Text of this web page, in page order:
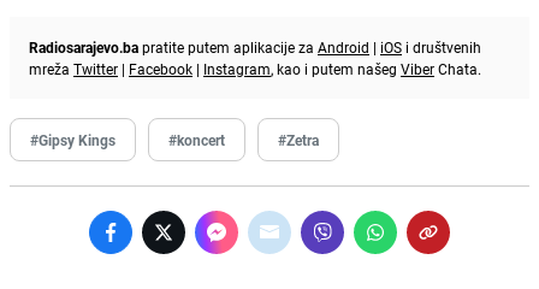
Radiosarajevo.bapratite putem aplikacije za Android | iOS i društvenih
mreža Twitter | Facebook | Instagram, kao i putem našeg ViberChata.
#Gipsy Kings #koncert #Zetra